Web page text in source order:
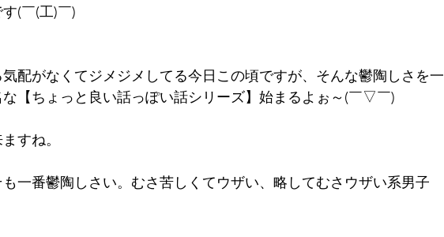
す(￣(工)￣)
配がなくてジメジメしてる今日この頃ですが、そんな鬱陶しさを一
【ちょっと良い話っぽい話シリーズ】始まるよぉ～(￣▽￣)
ますね。
も一番鬱陶しさい。むさ苦しくてウザい、略してむさウザい系男子